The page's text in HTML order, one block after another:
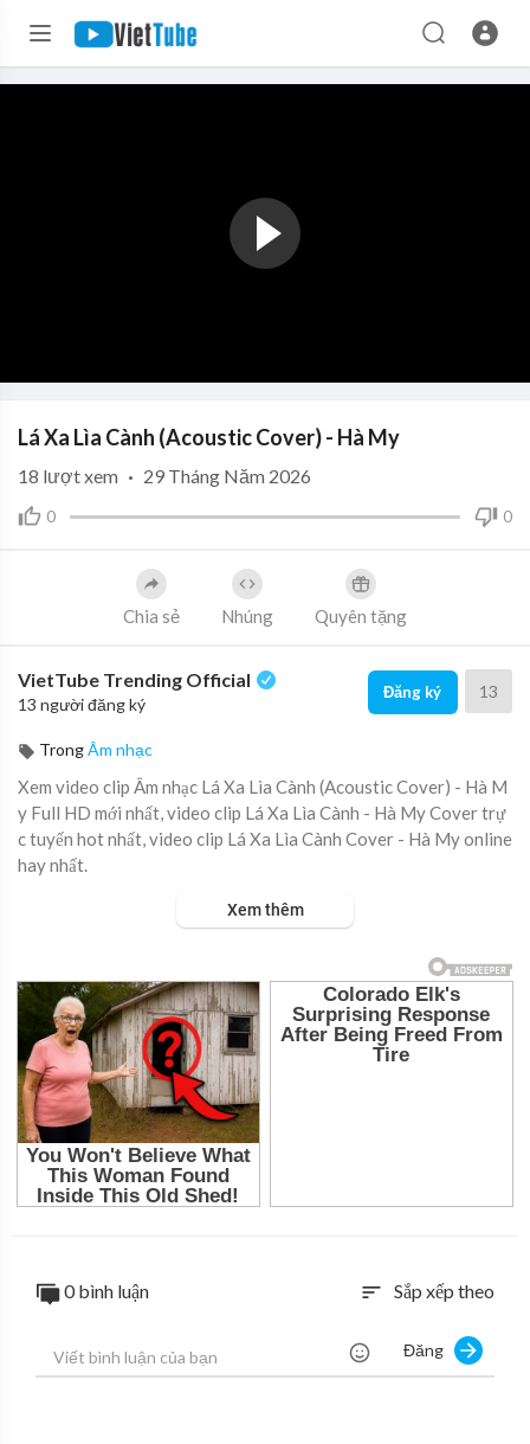
Lá Xa Lìa Cành (Acoustic Cover) - Hà My
0 0
18 lượt xem · 29 Tháng Năm 2026
Chia sẻ Nhúng Quyên tặng
VietTube Trending Official
13 người đăng ký
Đăng ký 13
TrongÂm nhạc
Xem video clip Âm nhạc Lá Xa Lìa Cành (Acoustic Cover) - Hà M
y Full HD mới nhất, video clip Lá Xa Lìa Cành - Hà My Cover trự
c tuyến hot nhất, video clip Lá Xa Lìa Cành Cover - Hà My online
hay nhất.
Xem thêm
0 bình luận sort Sắp xếp theo
Đăng